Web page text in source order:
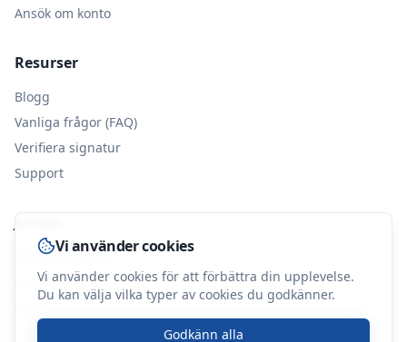
Ansök om konto
Resurser
Blogg
Vanliga frågor (FAQ)
Verifiera signatur
Support
Juridik
Integritetspolicy
Användarvillkor
Vi använder cookies
Vi använder cookies för att förbättra din upplevelse.
Du kan välja vilka typer av cookies du godkänner.
Godkänn alla